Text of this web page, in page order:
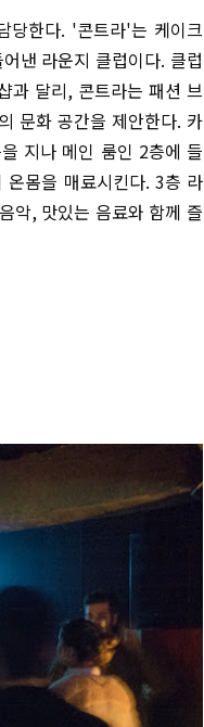
당한다. '콘트라'는 케이크
낸 라운지 클럽이다. 클럽
과 달리, 콘트라는 패션 브
문화 공간을 제안한다. 카
지나 메인 룸인 2층에 들
온몸을 매료시킨다. 3층 라
악, 맛있는 음료와 함께 즐